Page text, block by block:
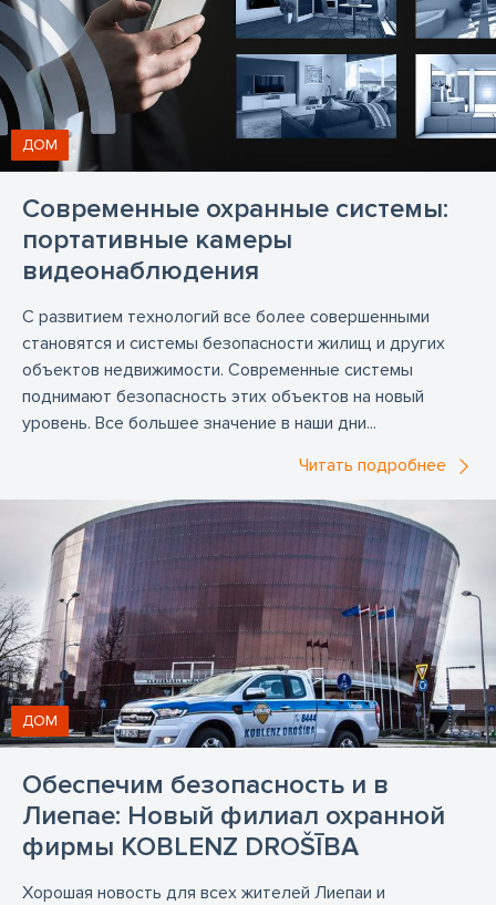
Современные охранные системы:
портативные камеры
видеонаблюдения
ДОМ
С развитием технологий все более совершенными
становятся и системы безопасности жилищ и других
объектов недвижимости. Современные системы
поднимают безопасность этих объектов на новый
уровень. Все большее значение в наши дни...
Читать подробнее
Обеспечим безопасность и в
Лиепае: Новый филиал охранной
фирмы KOBLENZ DROŠĪBA
ДОМ
Хорошая новость для всех жителей Лиепаи и